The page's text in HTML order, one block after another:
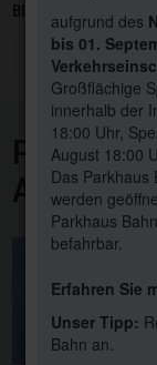
aufgrund des
bis 01.
Großflächige
innerhalb der
18:00 Uhr,
August 18:00
Das Parkhaus
werden
Parkhaus
befahrbar.
Erfahren Sie
Unser Tipp:
Bahn an.
BITTE WÄHLEN SIE